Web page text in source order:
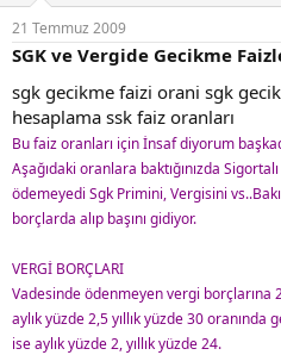
u
b
a
ş
l
a
t
a
n
ı
ç
a
r
i
h
i
21 Temmuz 2009
SGK ve Vergide Gecikme
sgk gecikme faizi orani sgk
hesaplama ssk faiz oranları
Bu faiz oranları için İnsaf diyorum
Aşağıdaki oranlara baktığınızda
ödemeyedi Sgk Primini, Vergisini
borçlarda alıp başını gidiyor.
VERGİ BORÇLARI
Vadesinde ödenmeyen vergi borçlarına
aylık yüzde 2,5 yıllık yüzde 30 oranında
ise aylık yüzde 2, yıllık yüzde 24.